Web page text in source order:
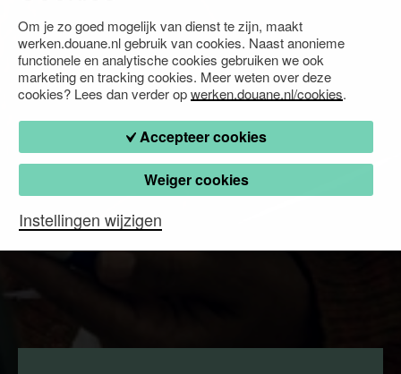
Om je zo goed mogelijk van dienst te zijn, maakt
werken.douane.nl gebruik van cookies. Naast anonieme
functionele en analytische cookies gebruiken we ook
marketing en tracking cookies. Meer weten over deze
cookies? Lees dan verder opwerken.douane.nl/cookies.
Accepteer cookies
Weiger cookies
Instellingen wijzigen